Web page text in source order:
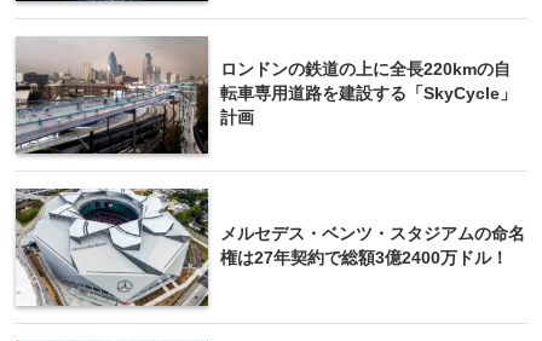
ロンドンの鉄道の上に全長220kmの自
転車専用道路を建設する「SkyCycle」
計画
メルセデス・ベンツ・スタジアムの命名
権は27年契約で総額3億2400万ドル！